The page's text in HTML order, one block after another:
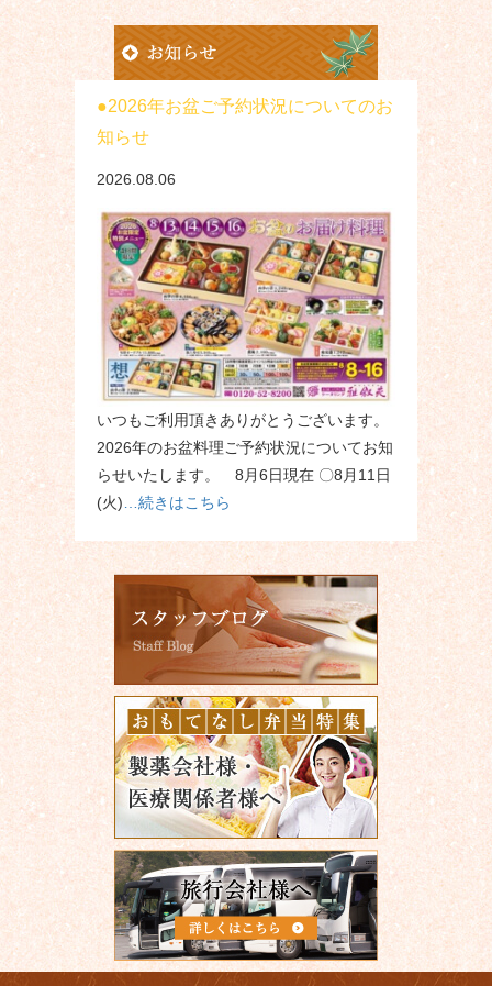
2026年お盆ご予約状況についてのお
知らせ
2026.08.06
いつもご利用頂きありがとうございます。
2026年のお盆料理ご予約状況についてお知
らせいたします。 8月6日現在 〇8月11日
(火) …続きはこちら